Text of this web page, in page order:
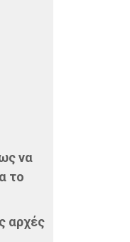
να
το
αρχές